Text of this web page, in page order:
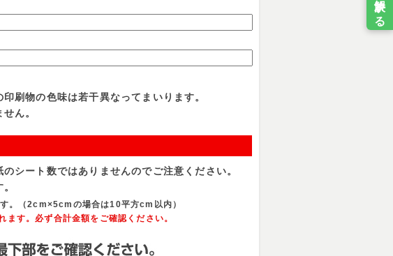
刷物の色味は若干異なってまいります。
ん。
シート数ではありませんのでご注意ください。
。（2cm×5cmの場合は10平方cm以内）
ます。必ず合計金額をご確認ください。